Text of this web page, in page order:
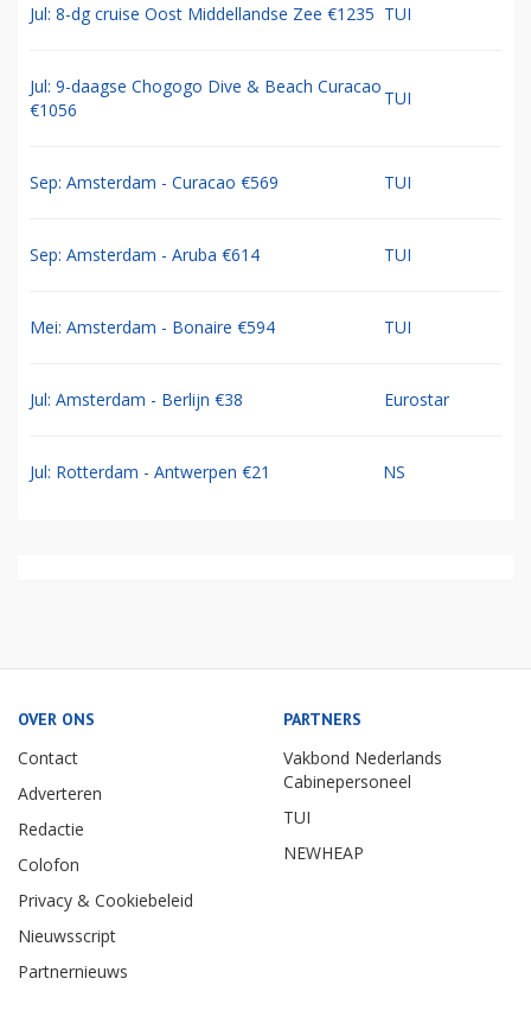
Jul: 8-dg cruise Oost Middellandse Zee €1235 TUI
Jul: 9-daagse Chogogo Dive & Beach Curacao
€1056
TUI
Sep: Amsterdam - Curacao €569 TUI
Sep: Amsterdam - Aruba €614 TUI
Mei: Amsterdam - Bonaire €594 TUI
Jul: Amsterdam - Berlijn €38 Eurostar
Jul: Rotterdam - Antwerpen €21 NS
OVER ONS
Contact
Adverteren
Redactie
Colofon
Privacy & Cookiebeleid
Nieuwsscript
Partnernieuws
PARTNERS
Vakbond Nederlands
Cabinepersoneel
TUI
NEWHEAP